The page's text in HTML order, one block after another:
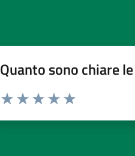
Quanto sono chiare
Valuta da 1 a 5 stelle la pagina